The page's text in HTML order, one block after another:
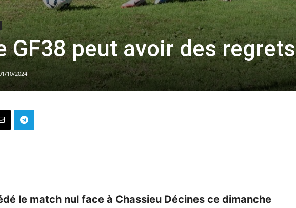
GF38 peut avoir des regrets
10/2024
le match nul face à Chassieu Décines ce dimanche